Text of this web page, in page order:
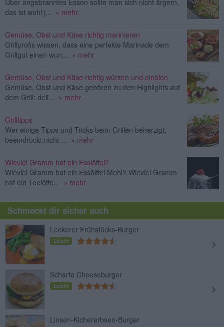
Über angebranntes Essen sollte man sich nicht ärgern,
das ist wohl j... » mehr
Gemüse, Obst und Käse richtig marinieren
Grillprofis wissen, dass eine perfekte Marinade dem
Grillgut einen wun... » mehr
Gemüse, Obst und Käse richtig würzen und einölen
Gemüse, Obst und Käse gehören zu den Highlights auf
dem Grill: deli... » mehr
Grilltipps
Wer einige Tipps und Tricks beim Grillen beherzigt,
beeindruckt nicht ... » mehr
Wieviel Gramm hat ein Esslöffel?
Wieviel Gramm hat ein Essölffel Mehl? Wieviel Gramm
hat ein Teelöffe... » mehr
Schmeckt dir sicher auch
Leckerer Frühstücks-Burger
Leicht
Scharfe Cheeseburger
Leicht
Linsen-Kichererbsen-Burger